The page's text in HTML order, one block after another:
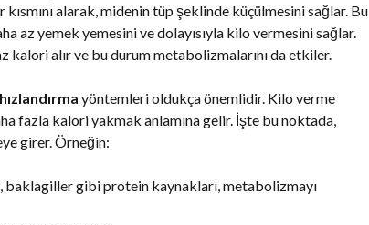
alarak, midenin tüp şeklinde küçülmesini sağlar. Bu
az yemek yemesini ve dolayısıyla kilo vermesini sağlar.
kalori alır ve bu durum metabolizmalarını da etkiler.
yöntemleri oldukça önemlidir. Kilo verme
fazla kalori yakmak anlamına gelir. İşte bu noktada,
girer. Örneğin:
baklagiller gibi protein kaynakları, metabolizmayı